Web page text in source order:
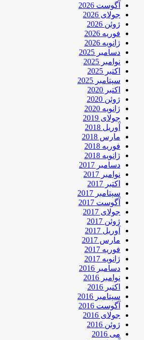
آگوست 2026
جولای 2026
ژوئن 2026
فوریه 2026
ژانویه 2026
دسامبر 2025
نوامبر 2025
اکتبر 2025
سپتامبر 2025
اکتبر 2020
ژوئن 2020
ژانویه 2020
جولای 2019
آوریل 2018
مارس 2018
فوریه 2018
ژانویه 2018
دسامبر 2017
نوامبر 2017
اکتبر 2017
سپتامبر 2017
آگوست 2017
جولای 2017
ژوئن 2017
آوریل 2017
مارس 2017
فوریه 2017
ژانویه 2017
دسامبر 2016
نوامبر 2016
اکتبر 2016
سپتامبر 2016
آگوست 2016
جولای 2016
ژوئن 2016
می 2016